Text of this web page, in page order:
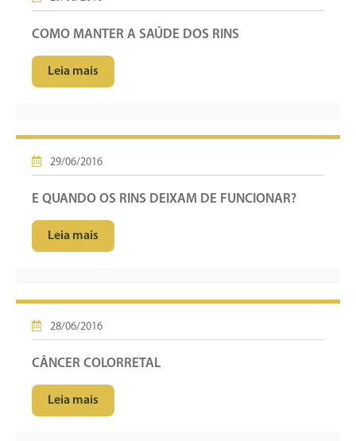
COMO MANTER A SAÚDE DOS RINS
Leia mais
29/06/2016
E QUANDO OS RINS DEIXAM DE FUNCIONAR?
Leia mais
28/06/2016
CÂNCER COLORRETAL
Leia mais